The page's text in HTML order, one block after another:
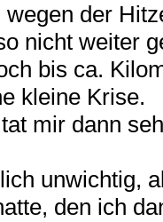
der
nicht weiter
bis ca.
kleine Krise.
mir dann
unwichtig,
den ich